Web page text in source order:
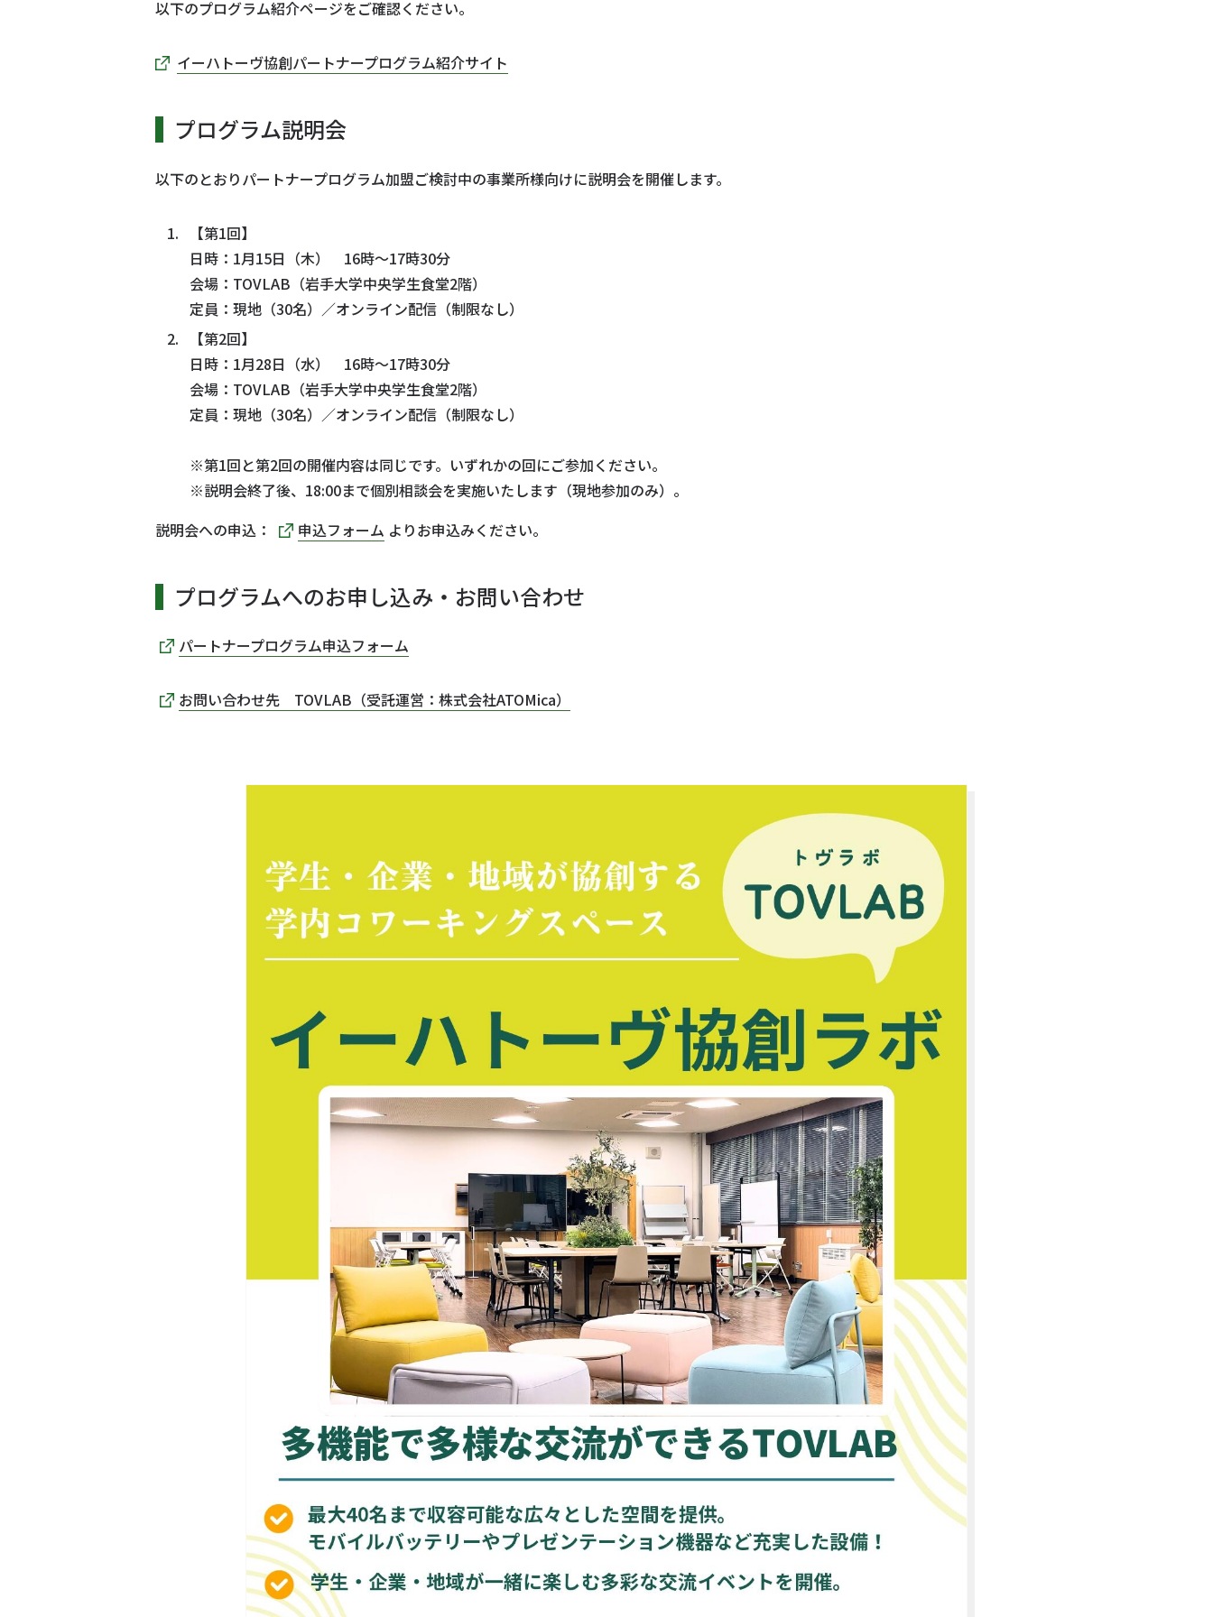
以下のプログラム紹介ページをご確認ください。
イーハトーヴ協創パートナープログラム紹介サイト
プログラム説明会
以下のとおりパートナープログラム加盟ご検討中の事業所様向けに説明会を開催します。
【第1回】
日時：1月15日（木） 16時～17時30分
会場：TOVLAB（岩手大学中央学生食堂2階）
定員：現地（30名）／オンライン配信（制限なし）
【第2回】
日時：1月28日（水） 16時～17時30分
会場：TOVLAB（岩手大学中央学生食堂2階）
定員：現地（30名）／オンライン配信（制限なし）
※第1回と第2回の開催内容は同じです。いずれかの回にご参加ください。
※説明会終了後、18:00まで個別相談会を実施いたします（現地参加のみ）。
説明会への申込：
申込フォーム よりお申込みください。
プログラムへのお申し込み・お問い合わせ
パートナープログラム申込フォーム
お問い合わせ先 TOVLAB（受託運営：株式会社ATOMica）